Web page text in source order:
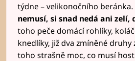
týdne – velikonočního beránka.
nemusí, si snad nedá ani
toho peče domácí rohlíky,
knedlíky, již dva zmíněné
toho strašně moc, co musí